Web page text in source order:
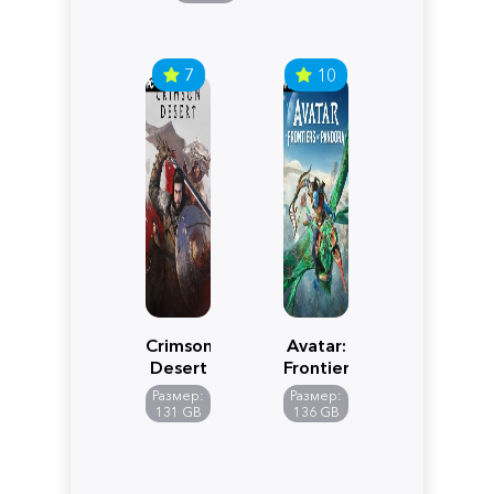
7
Crimson
Desert
Размер:
131 GB
10
Avatar:
Frontiers
of
Pandora
Размер:
136 GB